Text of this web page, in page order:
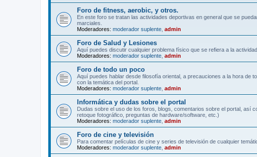
Foro de fitness, aerobic, y otros.
En este foro se tratan las actividades deportivas en general que se
marciales.
Moderadores: moderador suplente admin
Foro de Salud y Lesiones
Aquí puedes discutir cualquier problema físico que se refiera a la
Moderadores: moderador suplente admin
Foro de todo un poco
Aquí puedes hablar desde filosofía oriental, a precauciones a la hora de
con la temática del portal.
Moderadores: moderador suplente admin
Informática y dudas sobre el portal
Dudas sobre el uso de los foros, blogs, comentarios sobre el portal, así
retoque fotográfico, preguntas de hardware/software, etc.)
Moderadores: moderador suplente admin
Foro de cine y televisión
Para comentar películas de cine y series de televisión de cualquier
Moderadores: moderador suplente admin